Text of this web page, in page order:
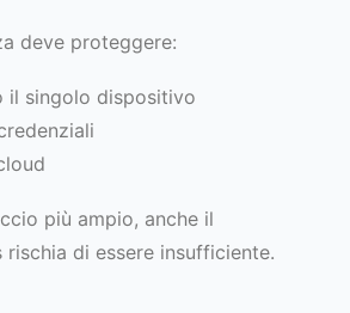
deve proteggere:
il singolo dispositivo
più ampio, anche il
di essere insufficiente.